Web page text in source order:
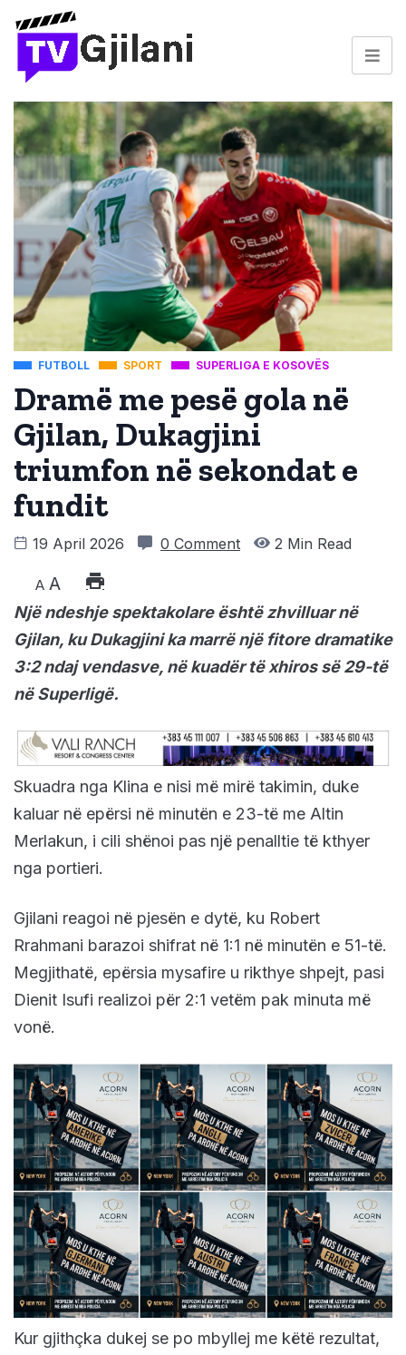
FUTBOLL SPORT SUPERLIGA E KOSOVËS
Dramë me pesë gola në
Gjilan, Dukagjini
triumfon në sekondat e
fundit
19 April 2026 0 Comment 2 Min Read
A A
Një ndeshje spektakolare është zhvilluar në
Gjilan, ku Dukagjini ka marrë një fitore dramatike
3:2 ndaj vendasve, në kuadër të xhiros së 29-të
në Superligë.
Skuadra nga Klina e nisi më mirë takimin, duke
kaluar në epërsi në minutën e 23-të me Altin
Merlakun, i cili shënoi pas një penalltie të kthyer
nga portieri.
Gjilani reagoi në pjesën e dytë, ku Robert
Rrahmani barazoi shifrat në 1:1 në minutën e 51-të.
Megjithatë, epërsia mysafire u rikthye shpejt, pasi
Dienit Isufi realizoi për 2:1 vetëm pak minuta më
vonë.
Kur gjithçka dukej se po mbyllej me këtë rezultat,